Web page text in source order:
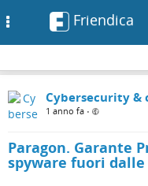
Friendica
Cybersecurity &
1 anno fa •
Paragon. Garante
spyware fuori dalle